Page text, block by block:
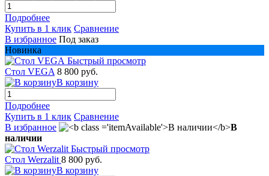
Подробнее
Купить в 1 клик Сравнение
В избранное Под заказ
Новинка
Быстрый просмотр
Стол VEGA 8 800 руб.
В корзину
Подробнее
Купить в 1 клик Сравнение
В избранное
В
наличии
Быстрый просмотр
Стол Werzalit 8 800 руб.
В корзину